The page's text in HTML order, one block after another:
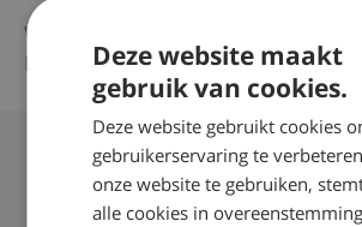
Wat krijg ik bij een gratis eerste
Letselschade?
Letselschade
Deze website maakt
gebruik van cookies.
Deze website gebruikt cookies
gebruikerservaring te
onze website te gebruiken,
alle cookies in